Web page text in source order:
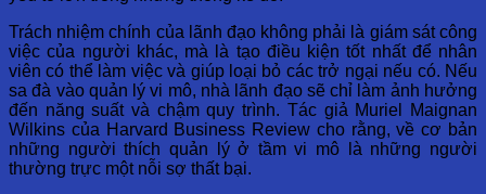
Trách nhiệm chính của lãnh đạo không phải là giám sát công
việc của người khác, mà là tạo điều kiện tốt nhất để nhân
viên có thể làm việc và giúp loại bỏ các trở ngại nếu có. Nếu
sa đà vào quản lý vi mô, nhà lãnh đạo sẽ chỉ làm ảnh hưởng
đến năng suất và chậm quy trình. Tác giả Muriel Maignan
Wilkins của Harvard Business Review cho rằng, về cơ bản
những người thích quản lý ở tầm vi mô là những người
thường trực một nỗi sợ thất bại.